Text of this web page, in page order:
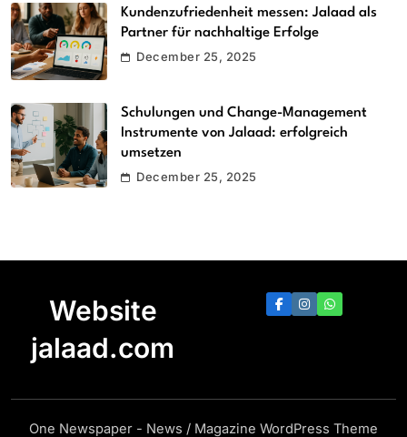
Kundenzufriedenheit messen: Jalaad als
Partner für nachhaltige Erfolge
December 25, 2025
Schulungen und Change-Management
Instrumente von Jalaad: erfolgreich
umsetzen
December 25, 2025
Website
jalaad.com
One Newspaper - News / Magazine WordPress Theme